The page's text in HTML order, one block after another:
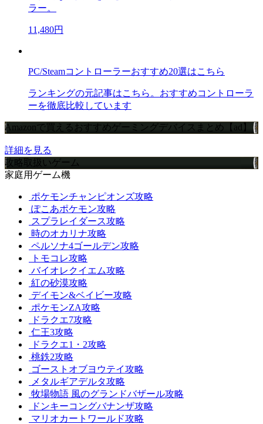
ラー。
11,480円
PC/Steamコントローラーおすすめ20選はこちら
ランキングの元記事はこちら。おすすめコントローラ
ーを徹底比較しています
Amazonで買えるおすすめゲーミングデバイスまとめ【ad】
詳細を見る
攻略取扱いゲーム
家庭用ゲーム機
ポケモンチャンピオンズ攻略
ぽこあポケモン攻略
スプラレイダース攻略
時のオカリナ攻略
ペルソナ4ゴールデン攻略
トモコレ攻略
バイオレクイエム攻略
紅の砂漠攻略
デイモン&ベイビー攻略
ポケモンZA攻略
ドラクエ7攻略
仁王3攻略
ドラクエ1・2攻略
桃鉄2攻略
ゴーストオブヨウテイ攻略
メタルギアデルタ攻略
牧場物語 風のグランドバザール攻略
ドンキーコングバナンザ攻略
マリオカートワールド攻略